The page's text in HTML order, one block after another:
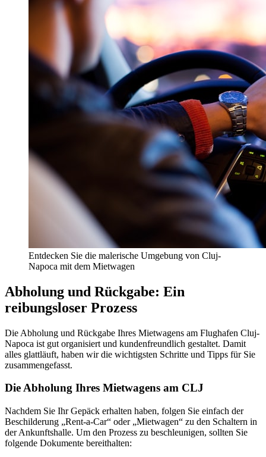
Entdecken Sie die malerische Umgebung von Cluj-
Napoca mit dem Mietwagen
Abholung und Rückgabe: Ein
reibungsloser Prozess
Die Abholung und Rückgabe Ihres Mietwagens am Flughafen Cluj-
Napoca ist gut organisiert und kundenfreundlich gestaltet. Damit
alles glattläuft, haben wir die wichtigsten Schritte und Tipps für Sie
zusammengefasst.
Die Abholung Ihres Mietwagens am CLJ
Nachdem Sie Ihr Gepäck erhalten haben, folgen Sie einfach der
Beschilderung „Rent-a-Car“ oder „Mietwagen“ zu den Schaltern in
der Ankunftshalle. Um den Prozess zu beschleunigen, sollten Sie
folgende Dokumente bereithalten: